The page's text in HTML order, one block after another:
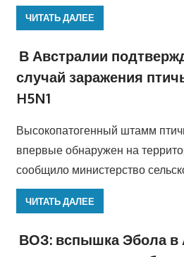
ЧИТАТЬ ДАЛЕЕ
В Австралии
случай заражения
H5N1
Высокопатогенный штамм
впервые обнаружен на
сообщило министерство
ЧИТАТЬ ДАЛЕЕ
ВОЗ: вспышка Эбола в